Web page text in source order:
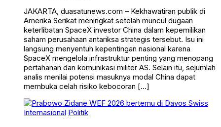
JAKARTA, duasatunews.com – Kekhawatiran publik di
Amerika Serikat meningkat setelah muncul dugaan
keterlibatan SpaceX investor China dalam kepemilikan
saham perusahaan antariksa strategis tersebut. Isu ini
langsung menyentuh kepentingan nasional karena
SpaceX mengelola infrastruktur penting yang menopang
pertahanan dan komunikasi militer AS. Selain itu, sejumlah
analis menilai potensi masuknya modal China dapat
membuka celah risiko kebocoran […]
Internasional Politik